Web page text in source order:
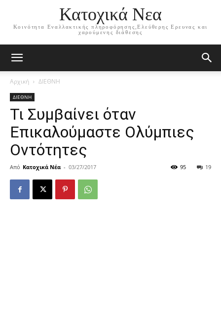
Κατοχικά Νεα
Κοινότητα Εναλλακτικής πληροφόρησης,Ελεύθερης Ερευνας και
χαρούμενης διάθεσης
Αρχική ΔΙΕΘΝΗ
ΔΙΕΘΝΗ
Τι Συμβαίνει όταν
Επικαλούμαστε Ολύμπιες
Οντότητες
Από Κατοχικά Νέα - 03/27/2017 19
95